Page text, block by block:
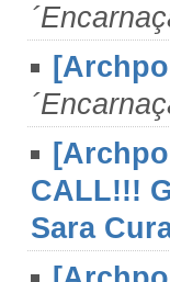
CALL!!!
Sara